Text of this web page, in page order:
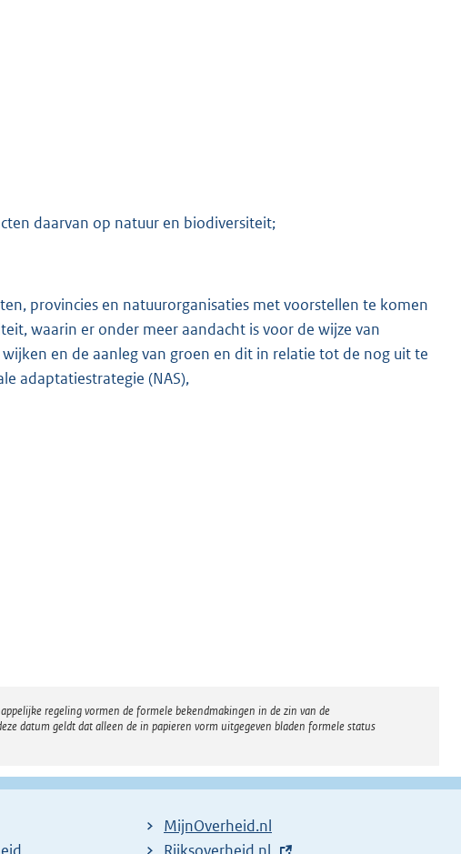
daarvan op natuur en biodiversiteit;
provincies en natuurorganisaties met voorstellen te komen
waarin er onder meer aandacht is voor de wijze van
en de aanleg van groen en dit in relatie tot de nog uit te
adaptatiestrategie (NAS),
regeling vormen de formele bekendmakingen in de zin van de
datum geldt dat alleen de in papieren vorm uitgegeven bladen formele status
MijnOverheid.nl